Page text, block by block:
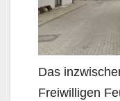
Das
Freiwilligen